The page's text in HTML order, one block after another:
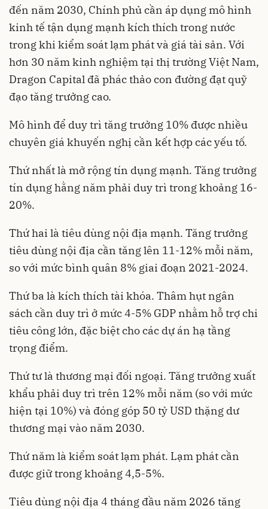
đến năm 2030, Chính phủ cần áp dụng mô hình
kinh tế tận dụng mạnh kích thích trong nước
trong khi kiểm soát lạm phát và giá tài sản. Với
hơn 30 năm kinh nghiệm tại thị trường Việt Nam,
Dragon Capital đã phác thảo con đường đạt quỹ
đạo tăng trưởng cao.
Mô hình để duy trì tăng trưởng 10% được nhiều
chuyên giá khuyến nghị cần kết hợp các yếu tố.
Thứ nhất là mở rộng tín dụng mạnh. Tăng trưởng
tín dụng hằng năm phải duy trì trong khoảng 16-
20%.
Thứ hai là tiêu dùng nội địa mạnh. Tăng trưởng
tiêu dùng nội địa cần tăng lên 11-12% mỗi năm,
so với mức bình quân 8% giai đoạn 2021-2024.
Thứ ba là kích thích tài khóa. Thâm hụt ngân
sách cần duy trì ở mức 4-5% GDP nhằm hỗ trợ chi
tiêu công lớn, đặc biệt cho các dự án hạ tầng
trọng điểm.
Thứ tư là thương mại đối ngoại. Tăng trưởng xuất
khẩu phải duy trì trên 12% mỗi năm (so với mức
hiện tại 10%) và đóng góp 50 tỷ USD thặng dư
thương mại vào năm 2030.
Thứ năm là kiểm soát lạm phát. Lạm phát cần
được giữ trong khoảng 4,5-5%.
Tiêu dùng nội địa 4 tháng đầu năm 2026 tăng